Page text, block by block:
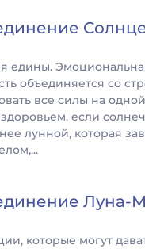
едины.
объединяется со
все силы на
если
лунной, которая
Луна-
которые могут